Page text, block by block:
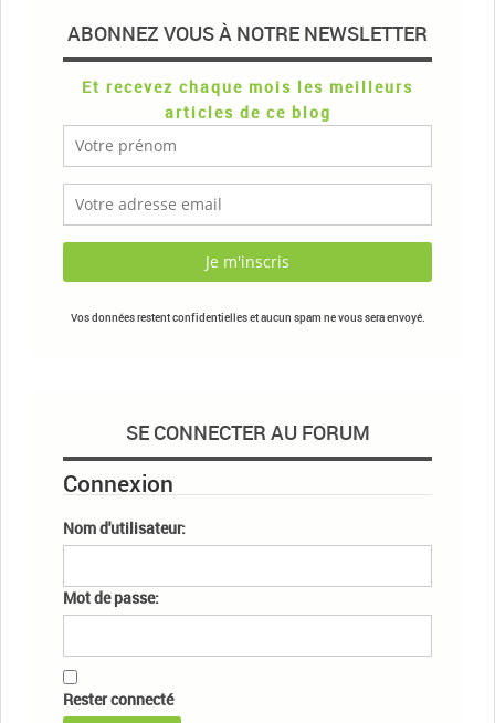
ABONNEZ VOUS À NOTRE NEWSLETTER
Et recevez chaque mois les meilleurs
articles de ce blog
Vos données restent confidentielles et aucun spam ne vous sera envoyé.
SE CONNECTER AU FORUM
Connexion
Nom d'utilisateur:
Mot de passe:
Rester connecté